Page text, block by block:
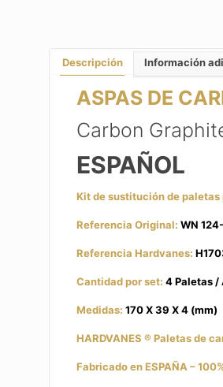
Descripción Información
ASPAS DE
Carbon
ESPAÑOL
Kit de sustitución de
Referencia Original:WN
Referencia Hardvanes:
Cantidad por set: 4 Paletas /
Medidas:170 X 39 X 4 (mm)
HARDVANES®Paletas de
Fabricado en ESPAÑA –